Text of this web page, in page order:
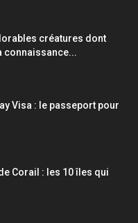
créatures dont
connaissance...
Visa : le passeport pour
Corail : les 10 îles qui